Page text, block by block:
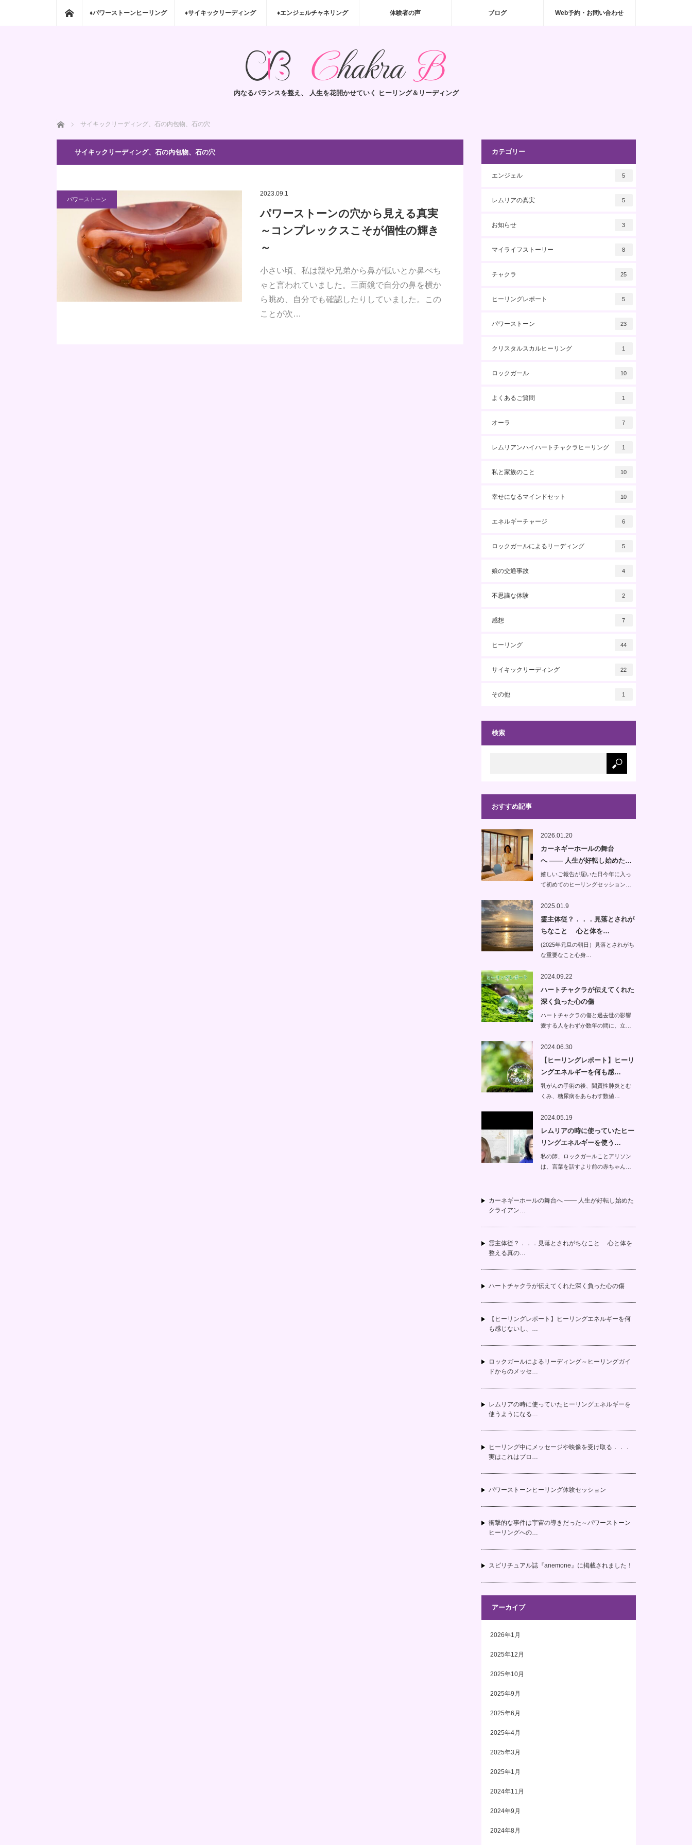
ホーム
♦パワーストーンヒーリング ♦サイキックリーディング ♦エンジェルチャネリング 体験者の声 ブログ Web予約・お問い合わせ
内なるバランスを整え、 人生を花開かせていく ヒーリング＆リーディング
ホーム サイキックリーディング、石の内包物、石の穴
サイキックリーディング、石の内包物、石の穴
パワーストーン
2023.09.1
パワーストーンの穴から見える真実
～コンプレックスこそが個性の輝き
～
小さい頃、私は親や兄弟から鼻が低いとか鼻ぺち
ゃと言われていました。三面鏡で自分の鼻を横か
ら眺め、自分でも確認したりしていました。この
ことが次…
カテゴリー
エンジェル 5
レムリアの真実 5
お知らせ 3
マイライフストーリー 8
チャクラ 25
ヒーリングレポート 5
パワーストーン 23
クリスタルスカルヒーリング 1
ロックガール 10
よくあるご質問 1
オーラ 7
レムリアンハイハートチャクラヒーリング 1
私と家族のこと 10
幸せになるマインドセット 10
エネルギーチャージ 6
ロックガールによるリーディング 5
娘の交通事故 4
不思議な体験 2
感想 7
ヒーリング 44
サイキックリーディング 22
その他 1
検索
おすすめ記事
2026.01.20
カーネギーホールの舞台
へ —— 人生が好転し始めた…
嬉しいご報告が届いた日今年に入っ
て初めてのヒーリングセッション…
2025.01.9
霊主体従？．．．見落とされが
ちなこと 心と体を…
(2025年元旦の朝日）見落とされがち
な重要なこと心身…
2024.09.22
ハートチャクラが伝えてくれた
深く負った心の傷
ハートチャクラの傷と過去世の影響
愛する人をわずか数年の間に、立…
2024.06.30
【ヒーリングレポート】ヒーリ
ングエネルギーを何も感…
乳がんの手術の後、間質性肺炎とむ
くみ、糖尿病をあらわす数値…
2024.05.19
レムリアの時に使っていたヒー
リングエネルギーを使う…
私の師、ロックガールことアリソン
は、言葉を話すより前の赤ちゃん…
カーネギーホールの舞台へ —— 人生が好転し始めた
クライアン…
霊主体従？．．．見落とされがちなこと 心と体を
整える真の…
ハートチャクラが伝えてくれた深く負った心の傷
【ヒーリングレポート】ヒーリングエネルギーを何
も感じないし、…
ロックガールによるリーディング～ヒーリングガイ
ドからのメッセ…
レムリアの時に使っていたヒーリングエネルギーを
使うようになる…
ヒーリング中にメッセージや映像を受け取る．．．
実はこれはプロ…
パワーストーンヒーリング体験セッション
衝撃的な事件は宇宙の導きだった～パワーストーン
ヒーリングへの…
スピリチュアル誌『anemone』に掲載されました！
アーカイブ
2026年1月
2025年12月
2025年10月
2025年9月
2025年6月
2025年4月
2025年3月
2025年1月
2024年11月
2024年9月
2024年8月